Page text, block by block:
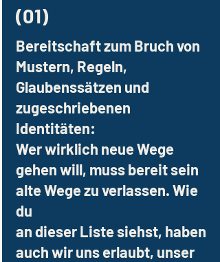
(01)
Bereitschaft zum Bruch von
Mustern, Regeln,
Glaubenssätzen und
zugeschriebenen
Identitäten:
Wer wirklich neue Wege
gehen will, muss bereit sein
alte Wege zu verlassen. Wie
du
an dieser Liste siehst, haben
auch wir uns erlaubt, unser